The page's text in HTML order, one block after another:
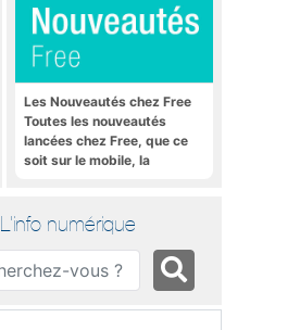
Les Nouveautés chez Free
Toutes les nouveautés
lancées chez Free, que ce
soit sur le mobile, la
L'info numérique